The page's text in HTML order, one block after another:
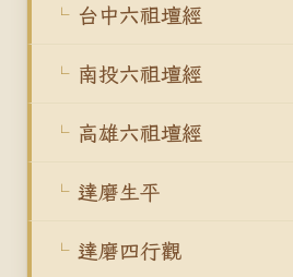
台中六祖壇經
南投六祖壇經
高雄六祖壇經
達磨生平
達磨四行觀